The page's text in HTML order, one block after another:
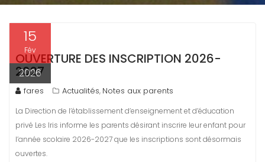
15
Fév
2026
OUVERTURE DES INSCRIPTION 2026-
2027
fares Actualités, Notes aux parents
La Direction de l’établissement d’enseignement et d’éducation
privé Les Iris informe les parents désirant inscrire leur enfant pour
l’année scolaire 2026-2027 que les inscriptions sont désormais
ouvertes.